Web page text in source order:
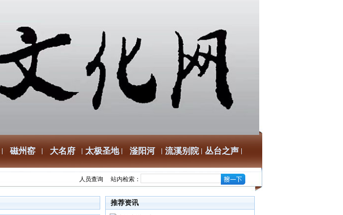
磁州窑 大名府 太极圣地 滏阳河 流溪别院 丛台之声
人员查询 站内检索：
推荐资讯